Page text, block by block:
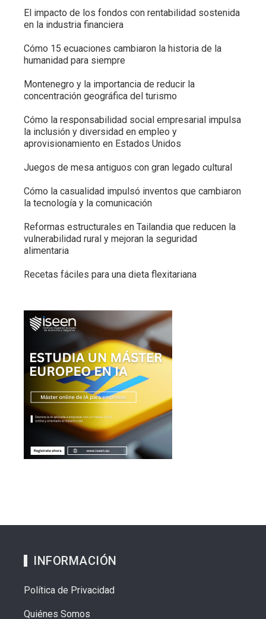
El impacto de los fondos con rentabilidad sostenida
en la industria financiera
Cómo 15 ecuaciones cambiaron la historia de la
humanidad para siempre
Montenegro y la importancia de reducir la
concentración geográfica del turismo
Cómo la responsabilidad social empresarial impulsa
la inclusión y diversidad en empleo y
aprovisionamiento en Estados Unidos
Juegos de mesa antiguos con gran legado cultural
Cómo la casualidad impulsó inventos que cambiaron
la tecnología y la comunicación
Reformas estructurales en Tailandia que reducen la
vulnerabilidad rural y mejoran la seguridad
alimentaria
Recetas fáciles para una dieta flexitariana
INFORMACIÓN
Política de Privacidad
Quiénes Somos